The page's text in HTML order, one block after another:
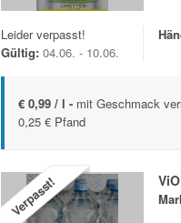
Leider verpasst!
Gültig: 04.06. - 10.06.
€ 0,99 / l - mit Geschmack
0,25 € Pfand
Verpasst!